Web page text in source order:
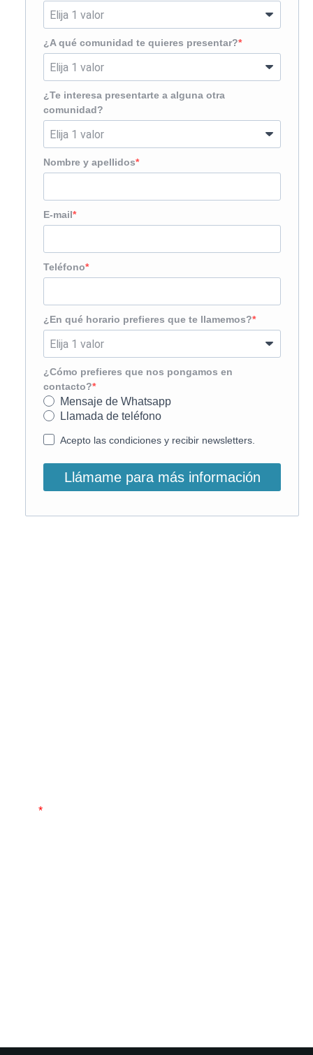
¿A qué comunidad te quieres presentar?
¿Te interesa presentarte a alguna otra
comunidad?
Nombre y apellidos
E-mail
Teléfono
¿En qué horario prefieres que te llamemos?
¿Cómo prefieres que nos pongamos en
contacto?
Mensaje de Whatsapp
Llamada de teléfono
Acepto las condiciones y recibir newsletters.
Llámame para más información
*Hacemos un trato totalmente respetuoso de tus